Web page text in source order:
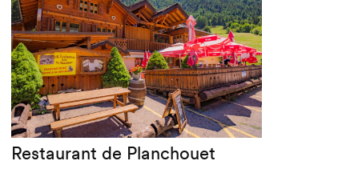
Restaurant de Planchouet